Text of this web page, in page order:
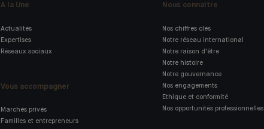
A la Une
Actualités
Expertises
Réseaux sociaux
Vous accompagner
Marchés privés
Familles et entrepreneurs
Nous connaître
Nos chiffres clés
Notre réseau international
Notre raison d'être
Notre histoire
Notre gouvernance
Nos engagements
Ethique et conformité
Nos opportunités professionnelles